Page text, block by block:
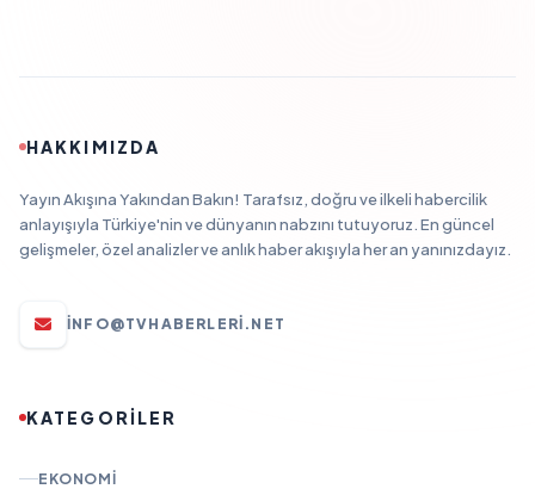
HAKKIMIZDA
Yayın Akışına Yakından Bakın! Tarafsız, doğru ve ilkeli habercilik
anlayışıyla Türkiye'nin ve dünyanın nabzını tutuyoruz. En güncel
gelişmeler, özel analizler ve anlık haber akışıyla her an yanınızdayız.
INFO@TVHABERLERI.NET
KATEGORİLER
EKONOMI